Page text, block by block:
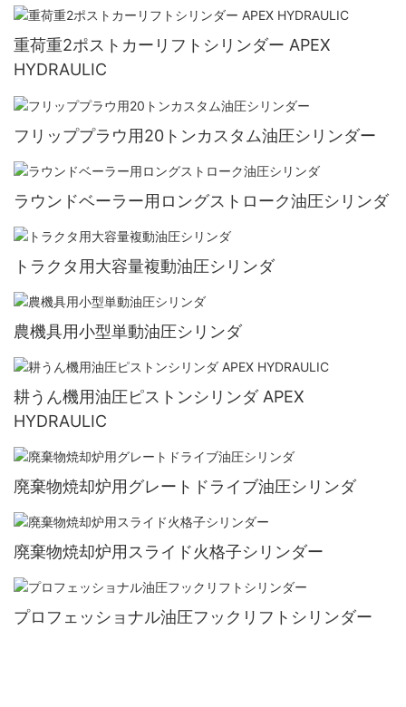
重荷重2ポストカーリフトシリンダー APEX
HYDRAULIC
フリッププラウ用20トンカスタム油圧シリンダー
ラウンドベーラー用ロングストローク油圧シリンダ
トラクタ用大容量複動油圧シリンダ
農機具用小型単動油圧シリンダ
耕うん機用油圧ピストンシリンダ APEX
HYDRAULIC
廃棄物焼却炉用グレートドライブ油圧シリンダ
廃棄物焼却炉用スライド火格子シリンダー
プロフェッショナル油圧フックリフトシリンダー